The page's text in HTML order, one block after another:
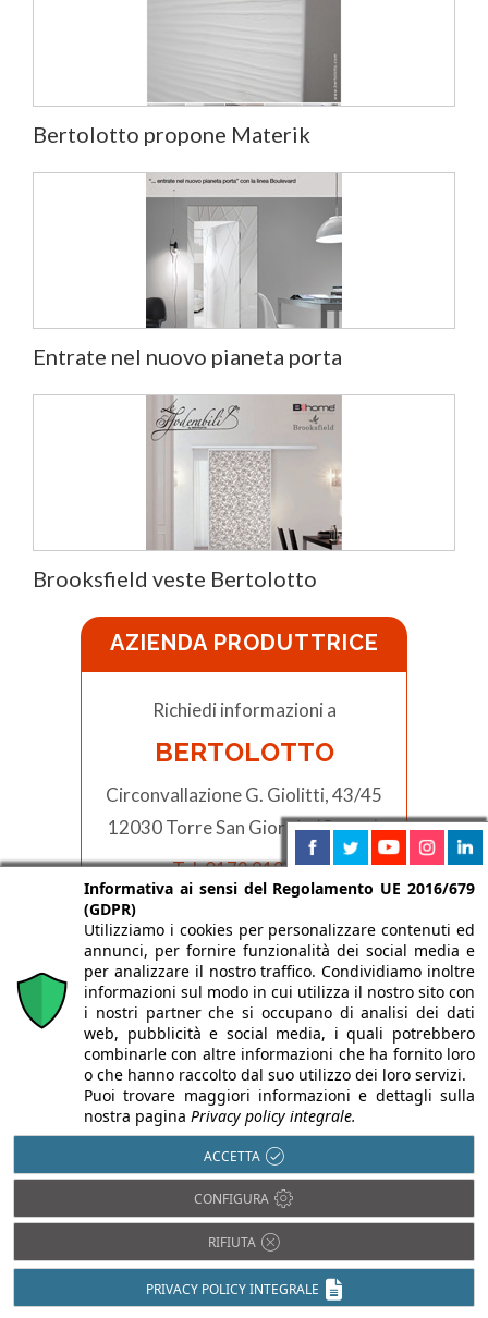
Bertolotto propone Materik
Entrate nel nuovo pianeta porta
Brooksfield veste Bertolotto
AZIENDA PRODUTTRICE
Richiedi informazioni a
BERTOLOTTO
Circonvallazione G. Giolitti, 43/45
12030 Torre San Giorgio (Cuneo)
Tel: 0172 912811
Fax: 0172 912800
Vai al sito web
richiedi prezzo
richiedi catalogo
rivenditori di zona
altra motivazione
Informativa ai sensi del Regolamento UE 2016/679
(GDPR)
Utilizziamo i cookies per personalizzare contenuti ed
annunci, per fornire funzionalità dei social media e
per analizzare il nostro traffico. Condividiamo inoltre
informazioni sul modo in cui utilizza il nostro sito con
i nostri partner che si occupano di analisi dei dati
web, pubblicità e social media, i quali potrebbero
combinarle con altre informazioni che ha fornito loro
o che hanno raccolto dal suo utilizzo dei loro servizi.
Puoi trovare maggiori informazioni e dettagli sulla
nostra pagina Privacy policy integrale.
ACCETTA
CONFIGURA
RIFIUTA
PRIVACY POLICY INTEGRALE